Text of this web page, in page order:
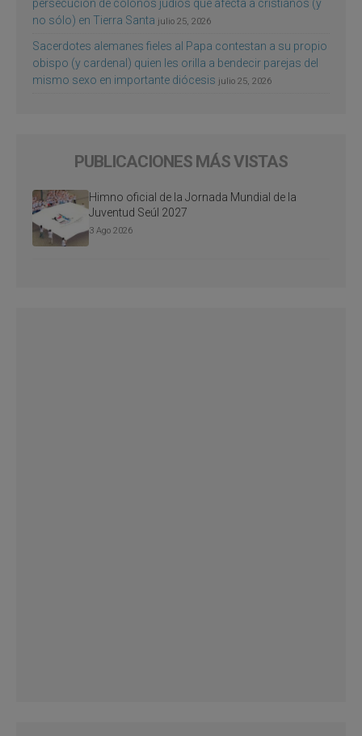
persecución de colonos judíos que afecta a cristianos (y
no sólo) en Tierra Santa julio 25, 2026
Sacerdotes alemanes fieles al Papa contestan a su propio
obispo (y cardenal) quien les orilla a bendecir parejas del
mismo sexo en importante diócesis julio 25, 2026
PUBLICACIONES MÁS VISTAS
Himno oficial de la Jornada Mundial de la
Juventud Seúl 2027
3 Ago 2026